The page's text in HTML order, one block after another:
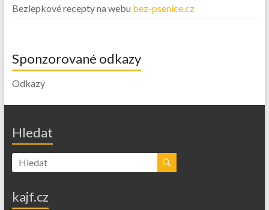
Bezlepkové recepty na webu bez-psenice.cz
Sponzorované odkazy
Odkazy
Hledat
kajf.cz